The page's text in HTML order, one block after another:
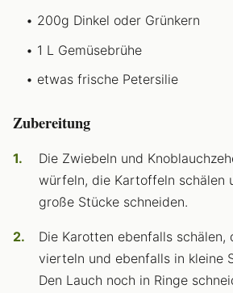
200g Dinkel oder Grünkern
1 L Gemüsebrühe
etwas frische Petersilie
Zubereitung
Die Zwiebeln und
würfeln, die Kartoffeln schälen
große Stücke schneiden.
Die Karotten ebenfalls schälen,
vierteln und ebenfalls in kleine
Den Lauch noch in Ringe